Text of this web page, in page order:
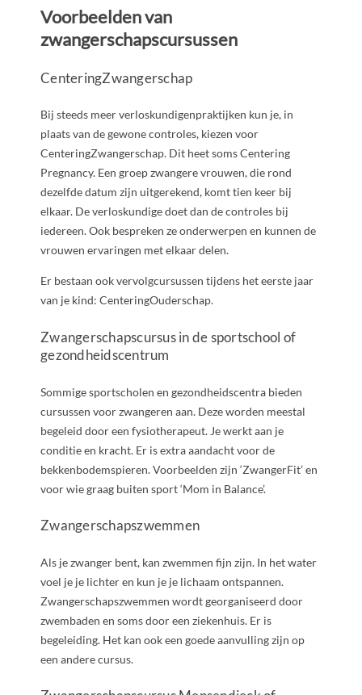
Voorbeelden van
zwangerschapscursussen
CenteringZwangerschap
Bij steeds meer verloskundigenpraktijken kun je, in
plaats van de gewone controles, kiezen voor
CenteringZwangerschap. Dit heet soms Centering
Pregnancy. Een groep zwangere vrouwen, die rond
dezelfde datum zijn uitgerekend, komt tien keer bij
elkaar. De verloskundige doet dan de controles bij
iedereen. Ook bespreken ze onderwerpen en kunnen de
vrouwen ervaringen met elkaar delen.
Er bestaan ook vervolgcursussen tijdens het eerste jaar
van je kind: CenteringOuderschap.
Zwangerschapscursus in de sportschool of
gezondheidscentrum
Sommige sportscholen en gezondheidscentra bieden
cursussen voor zwangeren aan. Deze worden meestal
begeleid door een fysiotherapeut. Je werkt aan je
conditie en kracht. Er is extra aandacht voor de
bekkenbodemspieren. Voorbeelden zijn ‘ZwangerFit’ en
voor wie graag buiten sport ‘Mom in Balance’.
Zwangerschapszwemmen
Als je zwanger bent, kan zwemmen fijn zijn. In het water
voel je je lichter en kun je je lichaam ontspannen.
Zwangerschapszwemmen wordt georganiseerd door
zwembaden en soms door een ziekenhuis. Er is
begeleiding. Het kan ook een goede aanvulling zijn op
een andere cursus.